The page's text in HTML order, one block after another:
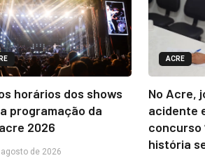
horários dos shows
programação da
2026
de 2026
ACRE
No Acre,
acidente
concurso
história